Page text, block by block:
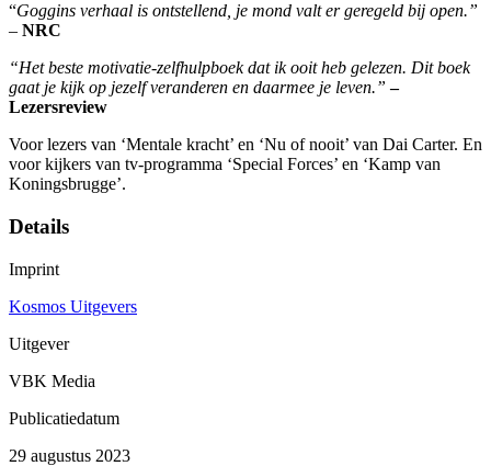
“Goggins verhaal is ontstellend, je mond valt er geregeld bij open.”
– NRC
“Het beste motivatie-zelfhulpboek dat ik ooit heb gelezen. Dit boek
gaat je kijk op jezelf veranderen en daarmee je leven.” –
Lezersreview
Voor lezers van ‘Mentale kracht’ en ‘Nu of nooit’ van Dai Carter. En
voor kijkers van tv-programma ‘Special Forces’ en ‘Kamp van
Koningsbrugge’.
Details
Imprint
Kosmos Uitgevers
Uitgever
VBK Media
Publicatiedatum
29 augustus 2023